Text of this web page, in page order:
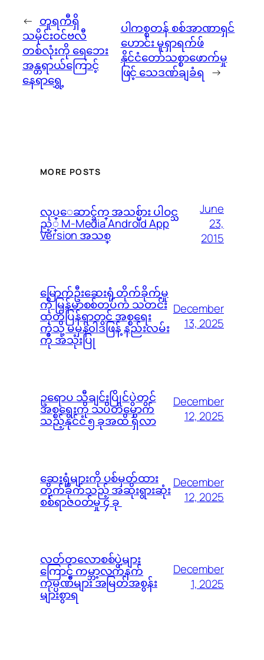
← တူရကီရှိ
သမိုင်းဝင်ဗလီ
တစ်လုံးကို ရေဘေး
အန္တရာယ်ကြောင့်
နေရာရွှေ့
ပါကစ္စတန် စစ်အာဏာရှင်
ဟောင်း မူရှာရက်ဖ်
နိုင်ငံတော်သစ္စာဖောက်မှု
ဖြင့် သေဒဏ်ချခံရ →
MORE POSTS
လုပ္ေဆာင္ခ်က္ အသစ္မ်ား ပါဝင္သ
ည့္ M-Media Android App
Version အသစ္
June
23,
2015
မြောက်ဦးဆေးရုံ တိုက်ခိုက်မှု
ကို မြန်မာစစ်တပ်က သတင်း
ထုတ်ပြန်ရာတွင် အစ္စရေး
ကဲ့သို့ မမှန်၀ါဒဖြန့် နည်းလမ်း
ကို အသုံးပြု
December
13, 2025
ဥရောပ သီချင်းပြိုင်ပွဲတွင်
အစ္စရေးကို သပိတ်မှောက်
သည့်နိုင်ငံ ၅ ခုအထိ ရှိလာ
December
12, 2025
ဆေးရုံများကို ပစ်မှတ်ထား
တိုက်ခိုက်သည့် အဆိုးရွားဆုံး
စစ်ရာဇ၀တ်မှု ၄ ခု
December
12, 2025
လတ်တလောစစ်ပွဲများ
ကြောင့် ကမ္ဘာ့လက်နက်
ကုမ္ပဏီများ အမြတ်အစွန်း
များစွာရ
December
1, 2025